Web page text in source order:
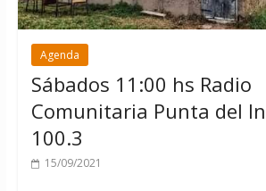
Agenda
Sábados 11:00 hs Radio
Comunitaria Punta del
100.3
15/09/2021